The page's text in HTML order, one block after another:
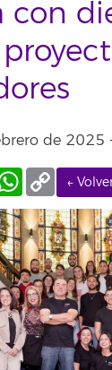
con
de 2025
←
WhatsApp
Copy
Link